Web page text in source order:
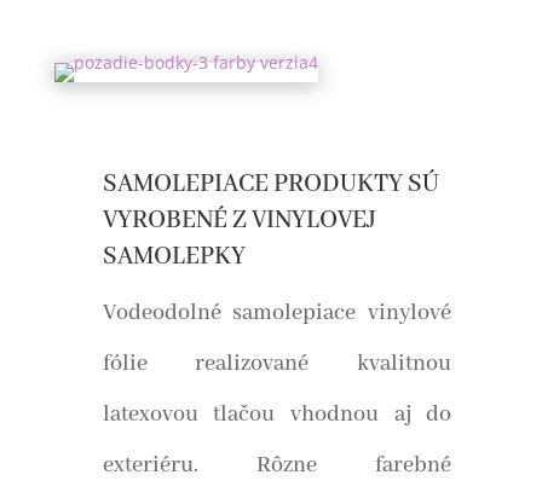
SAMOLEPIACE PRODUKTY SÚ
VYROBENÉ Z VINYLOVEJ
SAMOLEPKY
Vodeodolné samolepiace vinylové
fólie realizované kvalitnou
latexovou tlačou vhodnou aj do
exteriéru. Rôzne farebné